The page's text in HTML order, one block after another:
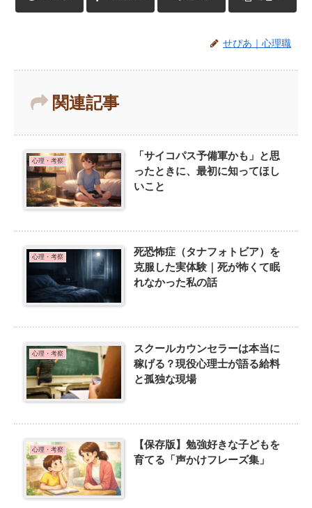
せぴあ｜心理職
関連記事
心理・考察
「サイコパス予備軍かも」と思
ったときに、最初に知ってほし
いこと
心理・考察
死恐怖症（タナフォトビア）を
克服した実体験｜死が怖くて眠
れなかった私の話
心理・考察
スクールカウンセラーは本当に
稼げる？現役心理士が語る給料
と孤独な現場
心理・考察
【保存版】勉強好きな子どもを
育てる「声かけフレーズ集」